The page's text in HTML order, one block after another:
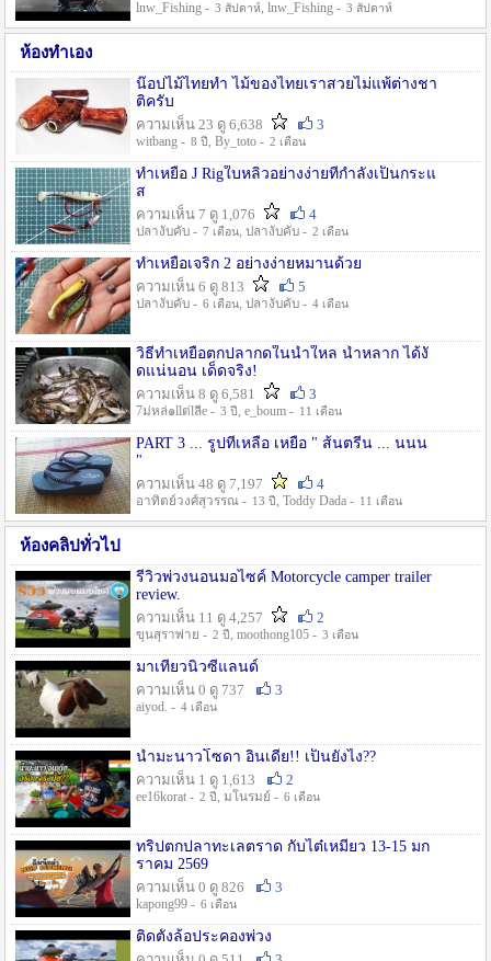
lnw_Fishing - 3 สัปดาห์, lnw_Fishing - 3 สัปดาห์
ห้องทำเอง
น๊อปไม้ไทยทำ ไม้ของไทยเราสวยไม่แพ้ต่างชา
ติครับ
ความเห็น 23 ดู 6,638
3
witbang - 8 ปี , By_toto - 2 เดือน
ทำเหยื่อ J Rigใบหลิวอย่างง่ายที่กำลังเป็นกระแ
ส
ความเห็น 7 ดู 1,076
4
ปลางับคับ - 7 เดือน, ปลางับคับ - 2 เดือน
ทำเหยื่อเจริก 2 อย่างง่ายหมานด้วย
ความเห็น 6 ดู 813
5
ปลางับคับ - 6 เดือน, ปลางับคับ - 4 เดือน
วิธีทำเหยื่อตกปลากดในน้ำใหล น้ำหลาก ได้งั
ดแน่นอน เด็ดจริง!
ความเห็น 8 ดู 6,581
3
7ม่หล่๑llต่lลีe - 3 ปี , e_boum - 11 เดือน
PART 3 ... รูปที่เหลือ เหยื่อ " ส้นตรีน ... นนน
"
ความเห็น 48 ดู 7,197
4
อาทิตย์วงศ์สุวรรณ - 13 ปี , Toddy Dada - 11 เดือน
ห้องคลิปทั่วไป
รีวิวพ่วงนอนมอไซค์ Motorcycle camper trailer
review.
ความเห็น 11 ดู 4,257
2
ขุนสุราพ่าย - 2 ปี , moothong105 - 3 เดือน
มาเที่ยวนิวซีแลนด์
ความเห็น 0 ดู 737
3
aiyod. - 4 เดือน
น้ำมะนาวโซดา อินเดีย!! เป็นยังไง??
ความเห็น 1 ดู 1,613
2
ee16korat - 2 ปี , มโนรมย์ - 6 เดือน
ทริปตกปลาทะเลตราด กับไต๋เหมี่ยว 13-15 มก
ราคม 2569
ความเห็น 0 ดู 826
3
kapong99 - 6 เดือน
ติดตั้งล้อประคองพ่วง